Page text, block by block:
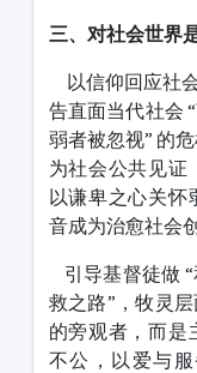
三、对社会世界
以信仰回应社
告直面当代社会
弱者被忽视” 的
为社会公共见证
以谦卑之心关怀
音成为治愈社会
引导基督徒做
救之路”，牧灵
的旁观者，而是
不公，以爱与